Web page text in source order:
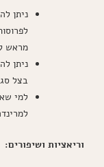
ניתן
מראש ל-200 מעלות צלזיוס
ניתן
בצל
למי
וריאציות ושיפורים: